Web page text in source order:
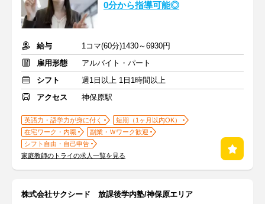
0分から指導可能◎
給与
1コマ(60分)1430～6930円
雇用形態
アルバイト・パート
シフト
週1日以上 1日1時間以上
アクセス
神保原駅
英語力・語学力が身に付く
短期（1ヶ月以内OK）
在宅ワーク・内職
副業・Ｗワーク歓迎
シフト自由・自己申告
家庭教師のトライの求人一覧を見る
株式会社サクシード 放課後学内塾/神保原エリア